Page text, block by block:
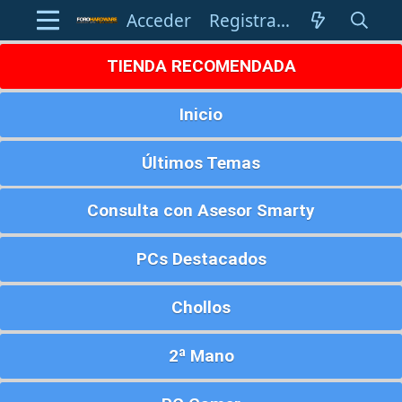
Acceder Registrarse
TIENDA RECOMENDADA
Inicio
Últimos Temas
Consulta con Asesor Smarty
PCs Destacados
Chollos
2ª Mano